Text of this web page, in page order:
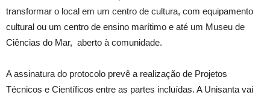
transformar o local em um centro de cultura, com equipamento
cultural ou um centro de ensino marítimo e até um Museu de
Ciências do Mar, aberto à comunidade.
A assinatura do protocolo prevê a realização de Projetos
Técnicos e Científicos entre as partes incluídas. A Unisanta vai